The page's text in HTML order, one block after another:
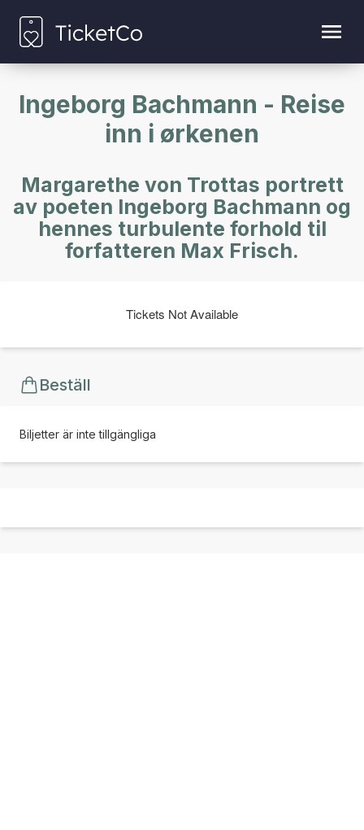
Ingeborg Bachmann - Reise
inn i ørkenen
Margarethe von Trottas portrett
av poeten Ingeborg Bachmann og
hennes turbulente forhold til
forfatteren Max Frisch.
Tickets Not Available
Beställ
Biljetter är inte tillgängliga